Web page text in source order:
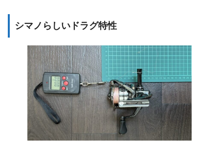
シマノらしいドラグ特性